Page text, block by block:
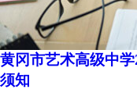
黄冈市艺术高级中
须知